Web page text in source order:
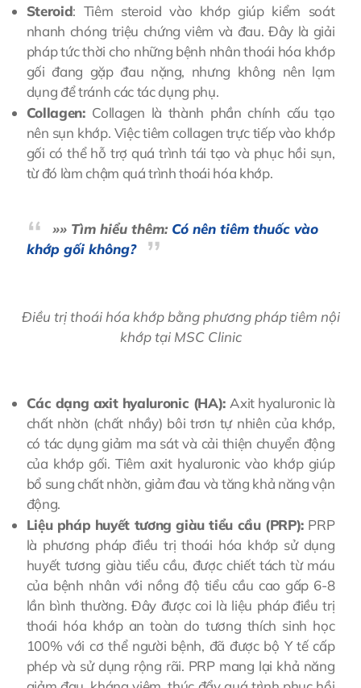
Steroid: Tiêm steroid vào khớp giúp kiểm soát
nhanh chóng triệu chứng viêm và đau. Đây là giải
pháp tức thời cho những bệnh nhân thoái hóa khớp
gối đang gặp đau nặng, nhưng không nên lạm
dụng để tránh các tác dụng phụ.
Collagen: Collagen là thành phần chính cấu tạo
nên sụn khớp. Việc tiêm collagen trực tiếp vào khớp
gối có thể hỗ trợ quá trình tái tạo và phục hồi sụn,
từ đó làm chậm quá trình thoái hóa khớp.
»» Tìm hiểu thêm: Có nên tiêm thuốc vào
khớp gối không?
Điều trị thoái hóa khớp bằng phương pháp tiêm nội
khớp tại MSC Clinic
Các dạng axit hyaluronic (HA): Axit hyaluronic là
chất nhờn (chất nhầy) bôi trơn tự nhiên của khớp,
có tác dụng giảm ma sát và cải thiện chuyển động
của khớp gối. Tiêm axit hyaluronic vào khớp giúp
bổ sung chất nhờn, giảm đau và tăng khả năng vận
động.
Liệu pháp huyết tương giàu tiểu cầu (PRP): PRP
là phương pháp điều trị thoái hóa khớp sử dụng
huyết tương giàu tiểu cầu, được chiết tách từ máu
của bệnh nhân với nồng độ tiểu cầu cao gấp 6-8
lần bình thường. Đây được coi là liệu pháp điều trị
thoái hóa khớp an toàn do tương thích sinh học
100% với cơ thể người bệnh, đã được bộ Y tế cấp
phép và sử dụng rộng rãi. PRP mang lại khả năng